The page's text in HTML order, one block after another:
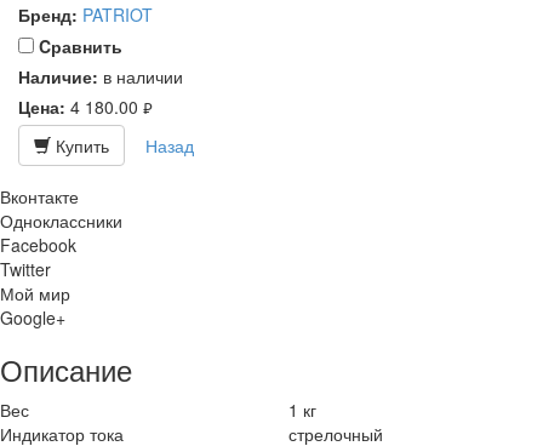
Бренд: PATRIOT
Cравнить
Наличие: в наличии
Цена: 4 180.00 руб.
Купить Назад
Вконтакте
Одноклассники
Facebook
Twitter
Мой мир
Google+
Описание
Вес
1 кг
Индикатор тока
стрелочный